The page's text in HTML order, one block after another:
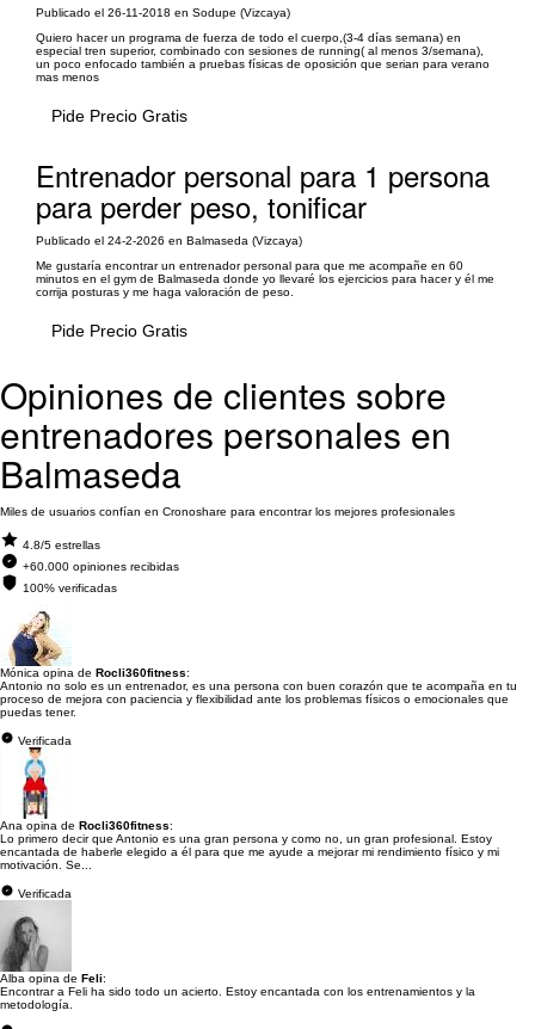
Publicado el 26-11-2018 en Sodupe (Vizcaya)
Quiero hacer un programa de fuerza de todo el cuerpo,(3-4 días semana) en
especial tren superior, combinado con sesiones de running( al menos 3/semana),
un poco enfocado también a pruebas físicas de oposición que serian para verano
mas menos
Pide Precio Gratis
Entrenador personal para 1 persona
para perder peso, tonificar
Publicado el 24-2-2026 en Balmaseda (Vizcaya)
Me gustaría encontrar un entrenador personal para que me acompañe en 60
minutos en el gym de Balmaseda donde yo llevaré los ejercicios para hacer y él me
corrija posturas y me haga valoración de peso.
Pide Precio Gratis
Opiniones de clientes sobre
entrenadores personales en
Balmaseda
Miles de usuarios confían en Cronoshare para encontrar los mejores profesionales
4.8/5 estrellas
+60.000 opiniones recibidas
100% verificadas
Mónica opina de Rocli360fitness:
Antonio no solo es un entrenador, es una persona con buen corazón que te acompaña en tu
proceso de mejora con paciencia y flexibilidad ante los problemas físicos o emocionales que
puedas tener.
Verificada
Ana opina de Rocli360fitness:
Lo primero decir que Antonio es una gran persona y como no, un gran profesional. Estoy
encantada de haberle elegido a él para que me ayude a mejorar mi rendimiento físico y mi
motivación. Se...
Verificada
Alba opina de Feli:
Encontrar a Feli ha sido todo un acierto. Estoy encantada con los entrenamientos y la
metodología.